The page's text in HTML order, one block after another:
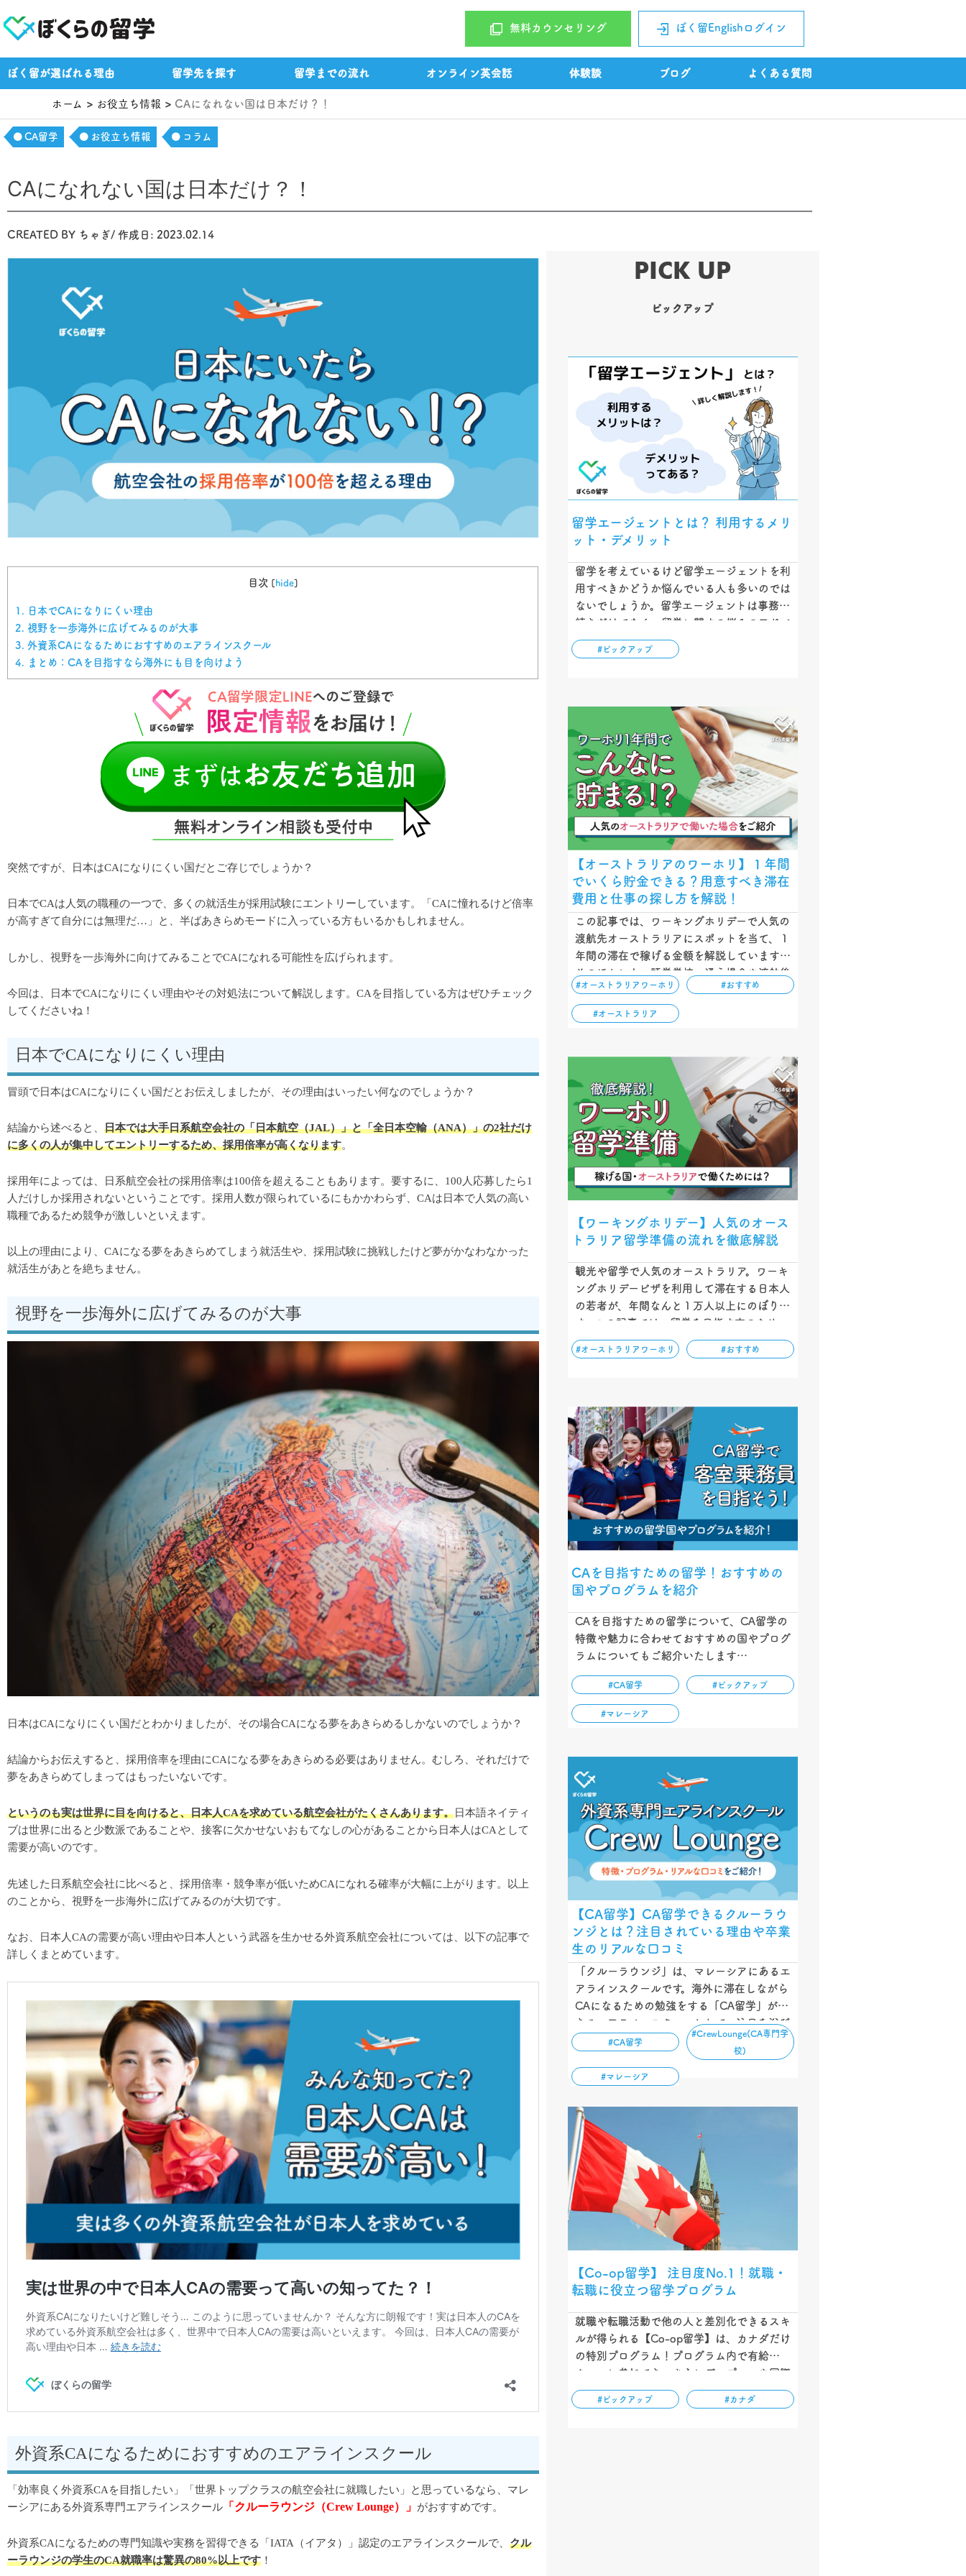
容
ス
キ
無料カウンセリング ぼく留Englishログイン
ぼく留が選ばれる理由 留学先を探す 留学までの流れ オンライン英会話 体験談 ブログ よくある質問
ホーム お役立ち情報 CAになれない国は日本だけ？！
CA留学 お役立ち情報 コラム
CAになれない国は日本だけ？！
CREATED BY ちゃぎ/ 作成日: 2023.02.14
目次 [ hide]
1. 日本でCAになりにくい理由
2. 視野を一歩海外に広げてみるのが大事
3. 外資系CAになるためにおすすめのエアラインスクール
4. まとめ：CAを目指すなら海外にも目を向けよう
突然ですが、日本はCAになりにくい国だとご存じでしょうか？
日本でCAは人気の職種の一つで、多くの就活生が採用試験にエントリーしています。「CAに憧れるけど倍率
が高すぎて自分には無理だ…」と、半ばあきらめモードに入っている方もいるかもしれません。
しかし、視野を一歩海外に向けてみることでCAになれる可能性を広げられます。
今回は、日本でCAになりにくい理由やその対処法について解説します。CAを目指している方はぜひチェック
してくださいね！
日本でCAになりにくい理由
冒頭で日本はCAになりにくい国だとお伝えしましたが、その理由はいったい何なのでしょうか？
結論から述べると、 日本では大手日系航空会社の「日本航空（JAL）」と「全日本空輸（ANA）」の2社だけ
に多くの人が集中してエントリーするため、採用倍率が高くなります。
採用年によっては、日系航空会社の採用倍率は100倍を超えることもあります。要するに、100人応募したら1
人だけしか採用されないということです。 採用人数が限られているにもかかわらず、CAは日本で人気の高い
職種であるため競争が激しいといえます。
以上の理由により、CAになる夢をあきらめてしまう就活生や、採用試験に挑戦したけど夢がかなわなかった
就活生があとを絶ちません。
視野を一歩海外に広げてみるのが大事
日本はCAになりにくい国だとわかりましたが、その場合CAになる夢をあきらめるしかないのでしょうか？
結論からお伝えすると、採用倍率を理由にCAになる夢をあきらめる必要はありません。むしろ、それだけで
夢をあきらめてしまってはもったいないです。
というのも実は世界に目を向けると、日本人CAを求めている航空会社がたくさんあります。日本語ネイティ
ブは世界に出ると少数派であることや、接客に欠かせないおもてなしの心があることから日本人はCAとして
需要が高いのです。
先述した日系航空会社に比べると、採用倍率・競争率が低いためCAになれる確率が大幅に上がります。
以上
のことから、視野を一歩海外に広げてみるのが大切です。
なお、日本人CAの需要が高い理由や日本人という武器を生かせる外資系航空会社については、以下の記事で
詳しくまとめています。
外資系CAになるためにおすすめのエアラインスクール
「効率良く外資系CAを目指したい」「世界トップクラスの航空会社に就職したい」と思っているなら、マレ
ーシアにある外資系専門エアラインスクール 「クルーラウンジ（Crew Lounge）」 がおすすめです。
外資系CAになるための専門知識や実務を習得できる「IATA（イアタ）」認定のエアラインスクールで、 クル
ーラウンジの学生のCA就職率は驚異の80%以上です ！
PICK UP
ピックアップ
留学エージェントとは？ 利用するメリ
ット・デメリット
留学を考えているけど留学エージェントを利
用すべきかどうか悩んでいる人も多いのでは
ないでしょうか。留学エージェントは事務手
続きだけでなく、留学に関する悩みのアドバ
イスや渡航のサポートも行っています。留学
エージェントを利用するメリット・デメリッ
#ピックアップ
【オーストラリアのワーホリ】１年間
でいくら貯金できる？用意すべき滞在
費用と仕事の探し方を解説！
この記事では、ワーキングホリデーで人気の
渡航先オーストラリアにスポットを当て、１
年間の滞在で稼げる金額を解説しています。
そのほかにも、語学学校へ通う場合や渡航後
すぐに働く場合など、滞在スタイル別にかか
る費用比較も紹介しています。ぜひ参考にし
てください…
#オーストラリアワーホリ #おすすめ
#オーストラリア
【ワーキングホリデー】人気のオース
トラリア留学準備の流れを徹底解説
観光や留学で人気のオーストラリア。ワーキ
ングホリデービザを利用して滞在する日本人
の若者が、年間なんと１万人以上にのぼりま
す。この記事では、留学を目指す方のため
に、情報収集を含む準備から滞在期間、語学
学校選びから出発までの流れを紹介していま
#オーストラリアワーホリ #おすすめ
CAを目指すための留学！おすすめの
国やプログラムを紹介
CAを目指すための留学について、CA留学の
特徴や魅力に合わせておすすめの国やプログ
ラムについてもご紹介いたします…
#CA留学 #ピックアップ
#マレーシア
【CA留学】CA留学できるクルーラウ
ンジとは？注目されている理由や卒業
生のリアルな口コミ
「クルーラウンジ」は、マレーシアにあるエ
アラインスクールです。海外に滞在しながら
CAになるための勉強をする「CA留学」がで
きるエアラインスクールとして、注目を浴び
ています。本記事では「どんなところな
の？」「なぜ注目されているの？」と疑問に
思っている方に向けて、クルーラウンジがど
…
#CA留学
#CrewLounge(CA専門学
校)
#マレーシア
【Co-op留学】 注目度No.1！就職・
転職に役立つ留学プログラム
就職や転職活動で他の人と差別化できるスキ
ルが得られる【Co-op留学】は、カナダだけ
の特別プログラム！プログラム内で有給イン
ターンに参加でき、さらにディプロマや国際
資格も取得できることで注目を集めている留
学方法です。この記事ではCo-op留学の特
#ピックアップ #カナダ